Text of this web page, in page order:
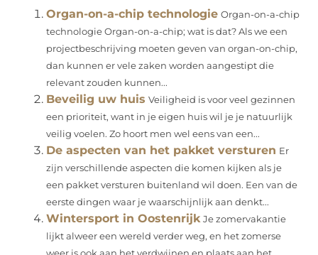
Organ-on-a-chip technologie Organ-on-a-chip
technologie Organ-on-a-chip; wat is dat? Als we een
projectbeschrijving moeten geven van organ-on-chip,
dan kunnen er vele zaken worden aangestipt die
relevant zouden kunnen...
Beveilig uw huis Veiligheid is voor veel gezinnen
een prioriteit, want in je eigen huis wil je je natuurlijk
veilig voelen. Zo hoort men wel eens van een...
De aspecten van het pakket versturen Er
zijn verschillende aspecten die komen kijken als je
een pakket versturen buitenland wil doen. Een van de
eerste dingen waar je waarschijnlijk aan denkt...
Wintersport in Oostenrijk Je zomervakantie
lijkt alweer een wereld verder weg, en het zomerse